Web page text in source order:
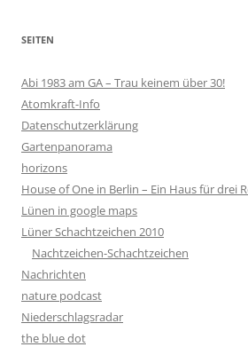
SEITEN
Abi 1983 am GA – Trau keinem über 30!
Atomkraft-Info
Datenschutzerklärung
Gartenpanorama
horizons
House of One in Berlin – Ein Haus für drei
Lünen in google maps
Lüner Schachtzeichen 2010
Nachtzeichen-Schachtzeichen
Nachrichten
nature podcast
Niederschlagsradar
the blue dot